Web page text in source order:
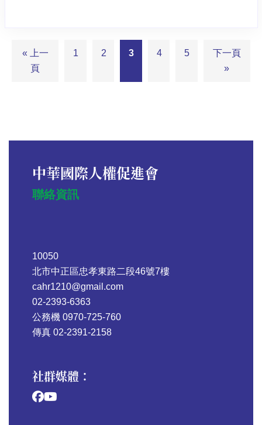
« 上一
頁
1 2 3 4 5
下一頁
»
中華國際人權促進會
聯絡資訊
10050
北市中正區忠孝東路二段46號7樓
cahr1210@gmail.com
02-2393-6363
公務機 0970-725-760
傳真 02-2391-2158
社群媒體：